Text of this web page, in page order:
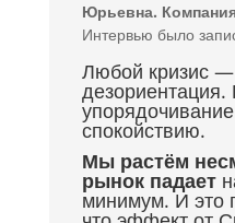
Юрьевна.
Интервью было
Любой кризис —
спокойствию.
Мы растём
рынок падает
минимум. И это